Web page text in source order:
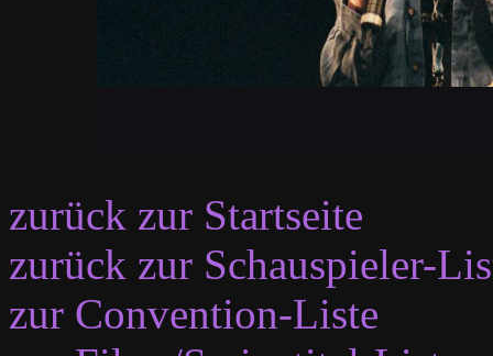
zurück zur Startseite
zurück zur Schauspieler-
zur Convention-Liste